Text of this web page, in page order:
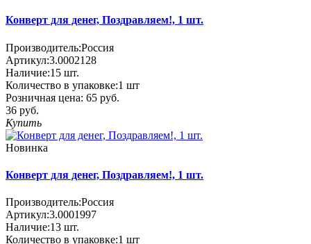
Конверт для денег, Поздравляем!, 1 шт.
Производитель:Россия
Артикул:3.0002128
Наличие:15 шт.
Количество в упаковке:1 шт
Розничная цена: 65 руб.
36 руб.
Купить
Новинка
Конверт для денег, Поздравляем!, 1 шт.
Производитель:Россия
Артикул:3.0001997
Наличие:13 шт.
Количество в упаковке:1 шт